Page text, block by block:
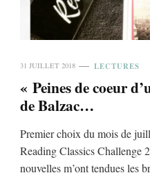
31 JUILLET 2018 LECTURES
« Peines de coeur
de Balzac…
Premier choix du mois de
Reading Classics Challenge
nouvelles m’ont tendues les